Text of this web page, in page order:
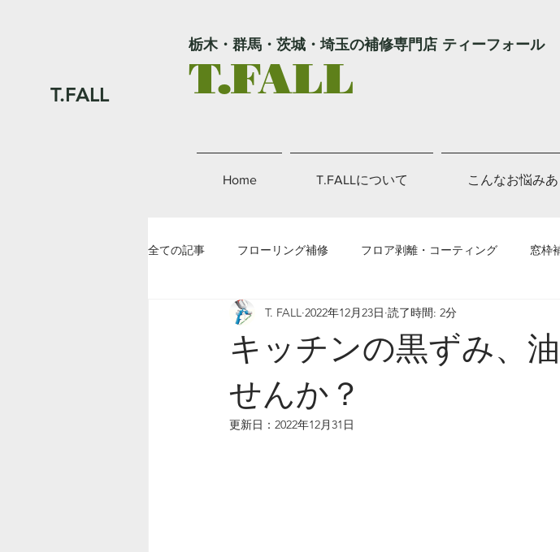
栃木・群馬・茨城・埼玉の補修専門店 ティーフォール
T.FALL
Home T.FALLについて こんなお悩み
全ての記事 フローリング補修 フロア剥離・コーティング 窓枠
金属補修 その他補修
キッチンの黒ずみ、
せんか？
T. FALL 2022年12月23日 読了時間: 2分
更新日： 2022年12月31日
T.FALL